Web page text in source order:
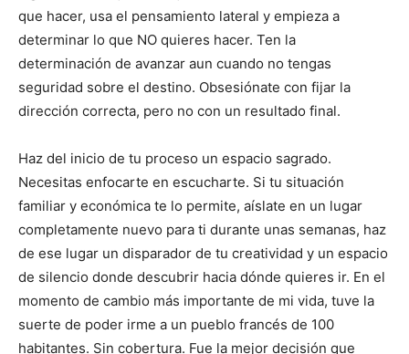
que hacer, usa el pensamiento lateral y empieza a
determinar lo que NO quieres hacer. Ten la
determinación de avanzar aun cuando no tengas
seguridad sobre el destino. Obsesiónate con fijar la
dirección correcta, pero no con un resultado final.
Haz del inicio de tu proceso un espacio sagrado.
Necesitas enfocarte en escucharte. Si tu situación
familiar y económica te lo permite, aíslate en un lugar
completamente nuevo para ti durante unas semanas, haz
de ese lugar un disparador de tu creatividad y un espacio
de silencio donde descubrir hacia dónde quieres ir. En el
momento de cambio más importante de mi vida, tuve la
suerte de poder irme a un pueblo francés de 100
habitantes. Sin cobertura. Fue la mejor decisión que